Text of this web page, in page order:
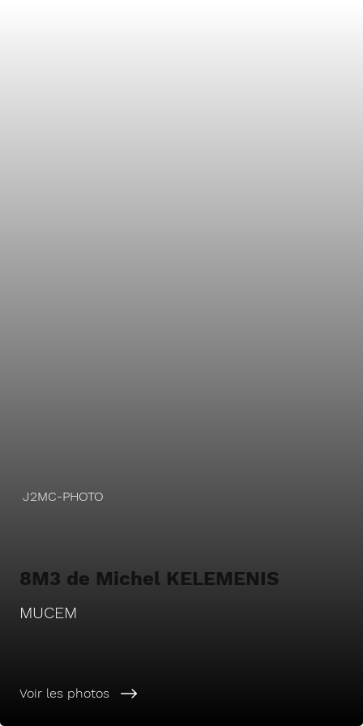
Voir les photos
J2MC-PHOTO
MUCEM
8M3 de Michel KELEMENIS